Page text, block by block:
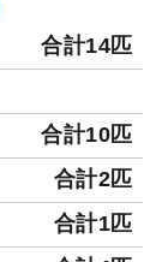
合計14匹
合計10匹
合計2匹
合計1匹